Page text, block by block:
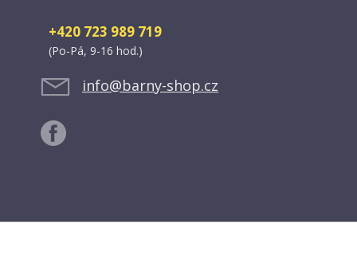
+420 723 989 719
(Po-Pá, 9-16 hod.)
info@barny-shop.cz